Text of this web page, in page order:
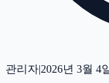
관리자|2026년 3월 4